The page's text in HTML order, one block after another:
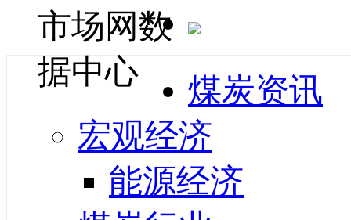
煤炭资讯
宏观经济
能源经济